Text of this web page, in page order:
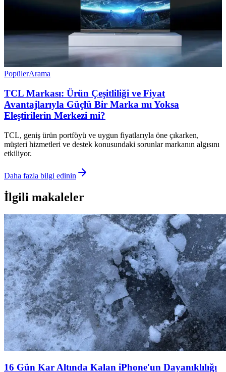
PopülerArama
TCL Markası: Ürün Çeşitliliği ve Fiyat
Avantajlarıyla Güçlü Bir Marka mı Yoksa
Eleştirilerin Merkezi mi?
TCL, geniş ürün portföyü ve uygun fiyatlarıyla öne çıkarken,
müşteri hizmetleri ve destek konusundaki sorunlar markanın algısını
etkiliyor.
Daha fazla bilgi edinin
İlgili makaleler
16 Gün Kar Altında Kalan iPhone'un Dayanıklılığı